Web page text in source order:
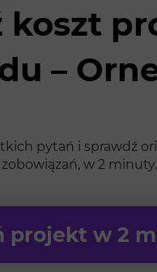
koszt
–
pytań i sprawdź
w 2 minuty.
projekt w 2